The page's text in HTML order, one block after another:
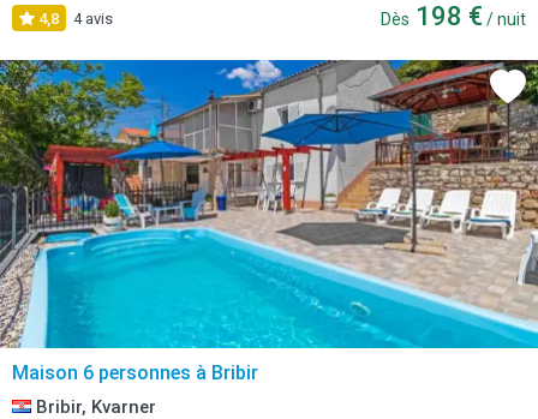
4,8 4 avis Dès 198 € / nuit
Maison 6 personnes à Bribir
Bribir, Kvarner